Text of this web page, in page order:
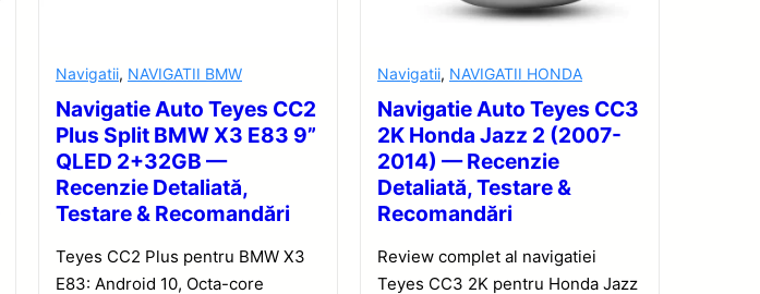
Navigatii, NAVIGATII BMW
Navigatie Auto Teyes CC2
Plus Split BMW X3 E83 9”
QLED 2+32GB —
Recenzie Detaliată,
Testare & Recomandări
Teyes CC2 Plus pentru BMW X3
E83: Android 10, Octa-core
Navigatii, NAVIGATII HONDA
Navigatie Auto Teyes CC3
2K Honda Jazz 2 (2007-
2014) — Recenzie
Detaliată, Testare &
Recomandări
Review complet al navigatiei
Teyes CC3 2K pentru Honda Jazz